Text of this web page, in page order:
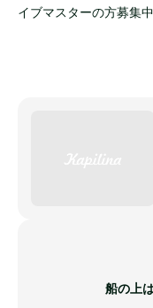
イブマスターの方募集中
船の上